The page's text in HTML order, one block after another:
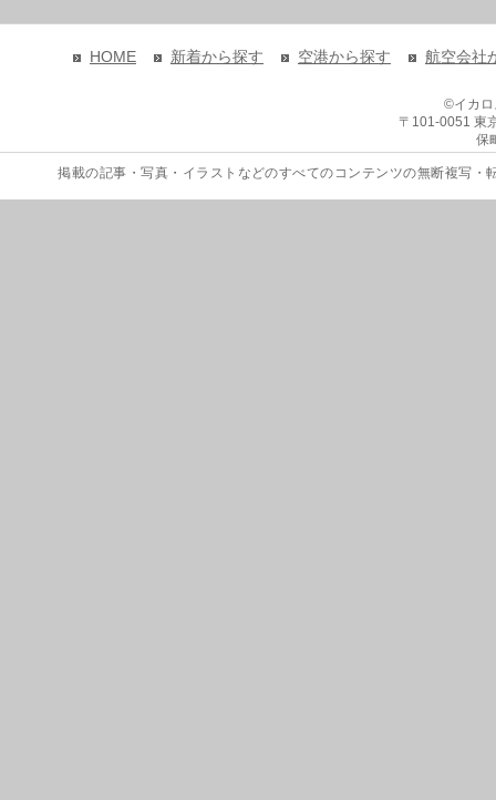
HOME 新着から探す 空港から探す 航空会社
©イカ
〒101-0051 東
保
掲載の記事・写真・イラストなどのすべてのコンテンツの無断複